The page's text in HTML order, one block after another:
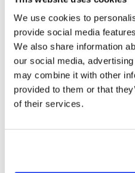
We use cookies to
provide social media
We also share information
our social media,
may combine it with other
provided to them or that
of their services.
zichtbaar. De inflatie in de
grootste stijging sinds 2022.
tegelijk voor zwakkere groei